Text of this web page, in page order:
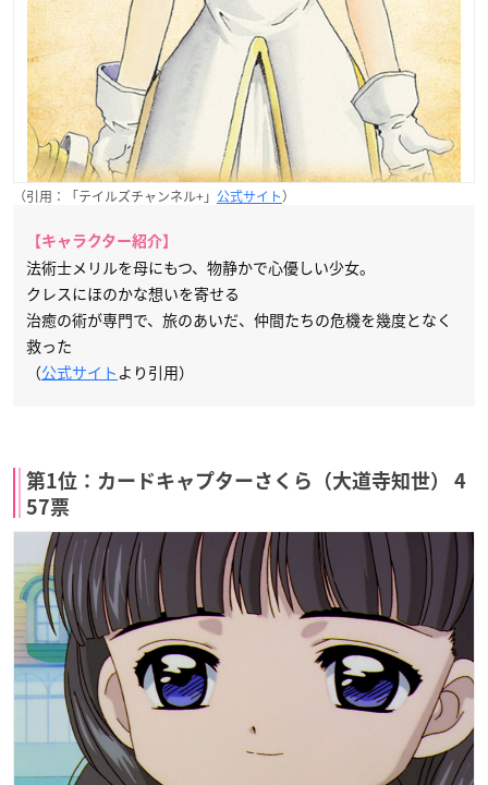
（引用：「テイルズチャンネル+」 公式サイト）
【キャラクター紹介】
法術士メリルを母にもつ、物静かで心優しい少女。
クレスにほのかな想いを寄せる
治癒の術が専門で、旅のあいだ、仲間たちの危機を幾度となく
救った
（公式サイト より引用）
第1位：カードキャプターさくら（大道寺知世） 4
57票